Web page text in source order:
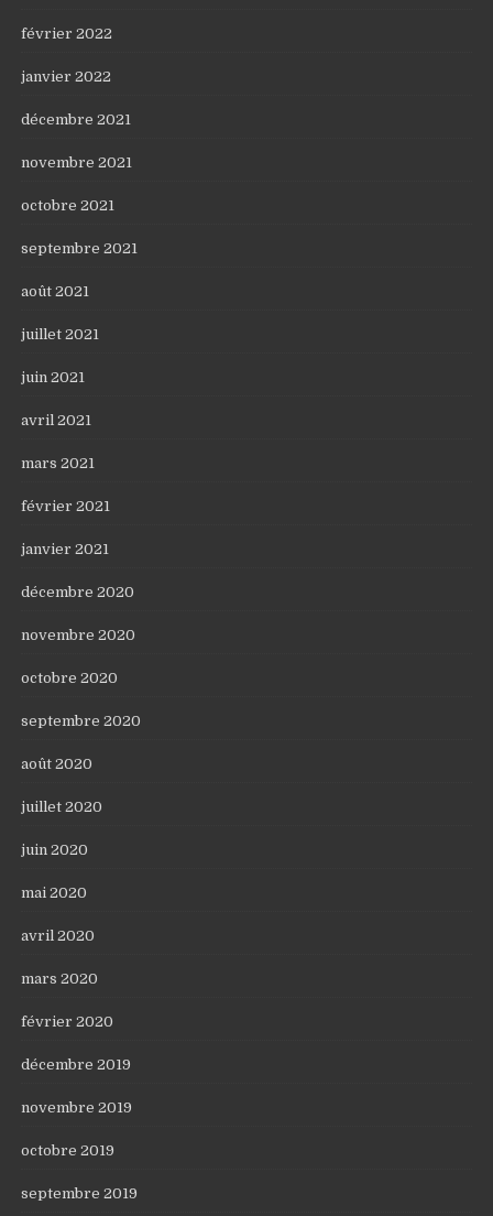
février 2022
janvier 2022
décembre 2021
novembre 2021
octobre 2021
septembre 2021
août 2021
juillet 2021
juin 2021
avril 2021
mars 2021
février 2021
janvier 2021
décembre 2020
novembre 2020
octobre 2020
septembre 2020
août 2020
juillet 2020
juin 2020
mai 2020
avril 2020
mars 2020
février 2020
décembre 2019
novembre 2019
octobre 2019
septembre 2019